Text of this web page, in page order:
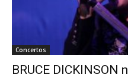
Concertos
BRUCE DICKINSON